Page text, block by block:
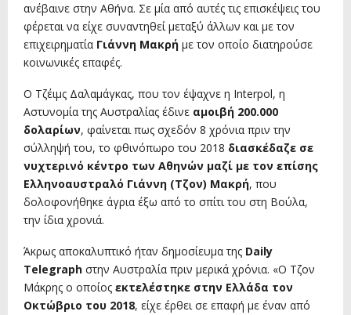
ανέβαινε στην Αθήνα. Σε μία από αυτές τις επισκέψεις του
φέρεται να είχε συναντηθεί μεταξύ άλλων και με τον
επιχειρηματία Γιάννη Μακρή με τον οποίο διατηρούσε
κοινωνικές επαφές.
Ο Τζέιμς Δαλαμάγκας, που τον έψαχνε η Interpol, η
Αστυνομία της Αυστραλίας έδινε αμοιβή 200.000
δολαρίων, φαίνεται πως σχεδόν 8 χρόνια πριν την
σύλληψή του, το φθινόπωρο του 2018 διασκέδαζε σε
νυχτερινό κέντρο των Αθηνών μαζί με τον επίσης
Ελληνοαυστραλό Γιάννη (Τζον) Μακρή, που
δολοφονήθηκε άγρια έξω από το σπίτι του στη Βούλα,
την ίδια χρονιά.
Άκρως αποκαλυπτικό ήταν δημοσίευμα της Daily
Telegraph στην Αυστραλία πριν μερικά χρόνια. «Ο Τζον
Μάκρης ο οποίος εκτελέστηκε στην Ελλάδα τον
Οκτώβριο του 2018, είχε έρθει σε επαφή με έναν από